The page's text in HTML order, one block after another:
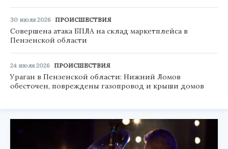
30 июля 2026 ПРОИСШЕСТВИЯ
Совершена атака БПЛА на склад маркетплейса в
Пензенской области
24 июля 2026 ПРОИСШЕСТВИЯ
Ураган в Пензенской области: Нижний Ломов
обесточен, повреждены газопровод и крыши домов